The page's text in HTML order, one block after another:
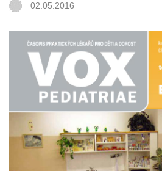
02.05.2016